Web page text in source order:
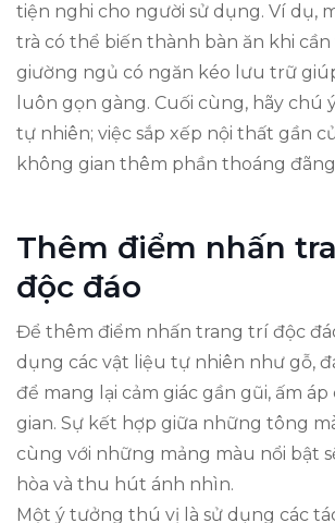
tiện nghi cho người sử dụng. Ví dụ,
trà có thể biến thành bàn ăn khi
giường ngủ có ngăn kéo lưu trữ
luôn gọn gàng. Cuối cùng, hãy chú
tự nhiên; việc sắp xếp nội thất gần
không gian thêm phần thoáng
Thêm điểm nhấn
độc đáo
Để thêm điểm nhấn trang trí độc
dụng các vật liệu tự nhiên như gỗ,
để mang lại cảm giác gần gũi, ấm
gian. Sự kết hợp giữa những tông
cùng với những mảng màu nổi bật
hòa và thu hút ánh nhìn.
Một ý tưởng thú vị là sử dụng các